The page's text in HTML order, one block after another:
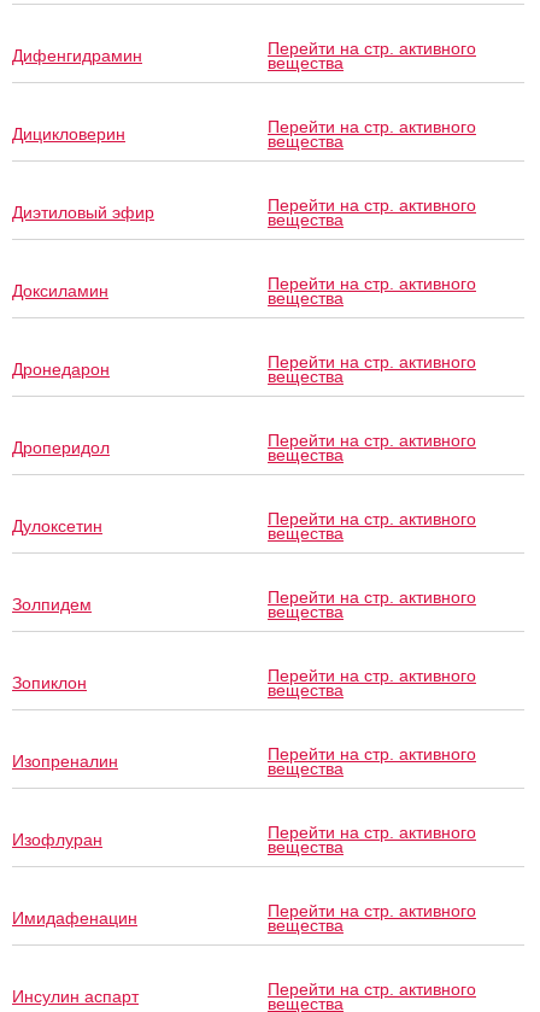
Дифенгидрамин Перейти на стр. активного
вещества
Дицикловерин Перейти на стр. активного
вещества
Диэтиловый эфир Перейти на стр. активного
вещества
Доксиламин Перейти на стр. активного
вещества
Дронедарон Перейти на стр. активного
вещества
Дроперидол Перейти на стр. активного
вещества
Дулоксетин Перейти на стр. активного
вещества
Золпидем Перейти на стр. активного
вещества
Зопиклон Перейти на стр. активного
вещества
Изопреналин Перейти на стр. активного
вещества
Изофлуран Перейти на стр. активного
вещества
Имидафенацин Перейти на стр. активного
вещества
Инсулин аспарт Перейти на стр. активного
вещества